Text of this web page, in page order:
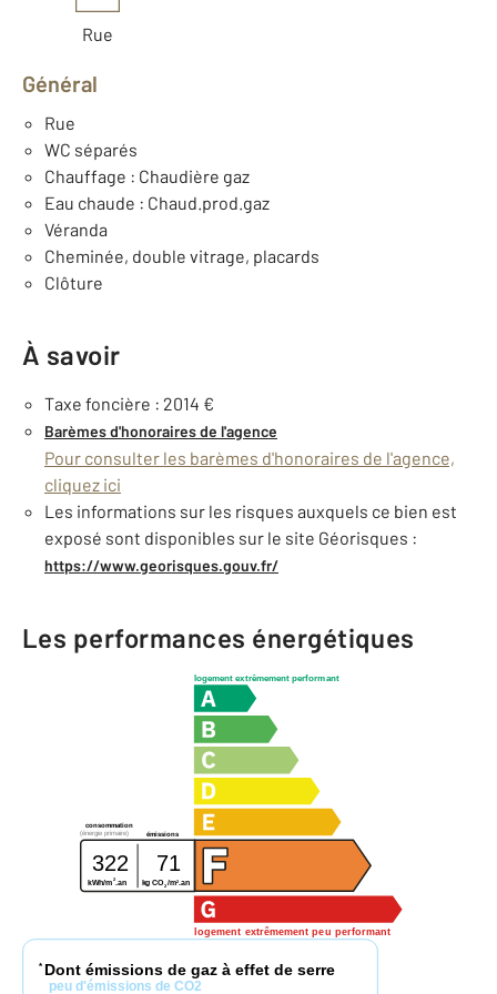
Rue
Général
Rue
WC séparés
Chauffage : Chaudière gaz
Eau chaude : Chaud.prod.gaz
Véranda
Cheminée, double vitrage, placards
Clôture
À savoir
Taxe foncière : 2014 €
Barèmes d'honoraires de l'agence
Pour consulter les barèmes d'honoraires de l'agence,
cliquez ici
Les informations sur les risques auxquels ce bien est
exposé sont disponibles sur le site Géorisques :
https://www.georisques.gouv.fr/
Les performances énergétiques
logement extrêmement performant
logement extrêmement peu performant
consommation
émissions
(énergie primaire)
322 71
kWh/m 2 .an kg CO2/m2 .an
* Dont émissions de gaz à effet de serre
peu d'émissions de CO2